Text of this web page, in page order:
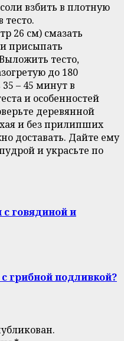
взбить в плотную
26 см) смазать
присыпать
тесто,
до 180
– 45 минут в
и особенностей
деревянной
и без прилипших
доставать. Дайте ему
и украсьте по
с говядиной и
грибной подливкой?